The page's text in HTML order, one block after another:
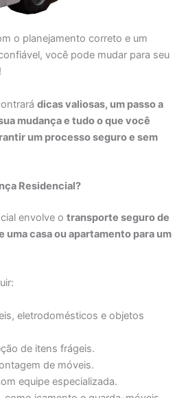
o planejamento correto e um
você pode mudar para seu
dicas valiosas, um passo a
mudança e tudo o que você
um processo seguro e sem
Residencial?
envolve otransporte seguro de
uma casa ou apartamento para um
eletrodomésticos e objetos
de itens frágeis.
de móveis.
equipe especializada.